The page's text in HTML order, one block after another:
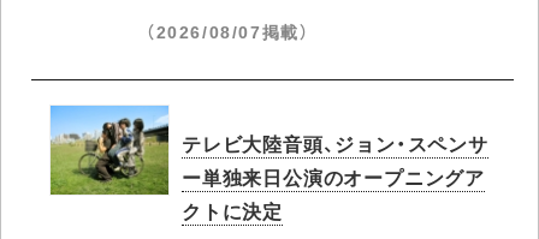
（2026/08/07掲載）
テレビ大陸音頭、ジョン・スペンサ
ー単独来日公演のオープニングア
クトに決定